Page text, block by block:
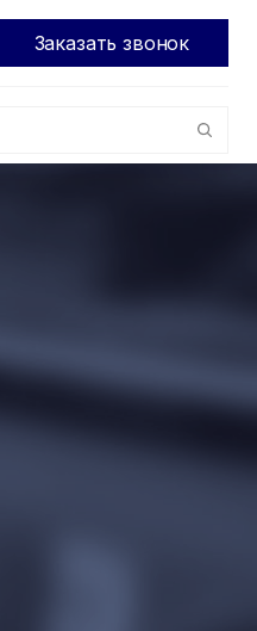
Заказать звонок